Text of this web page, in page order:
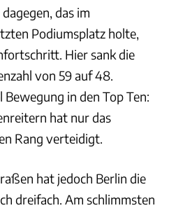
das im
Podiumsplatz holte,
Hier sank die
von 59 auf 48.
in den Top Ten:
hat nur das
Rang verteidigt.
hat jedoch Berlin die
dreifach. Am schlimmsten